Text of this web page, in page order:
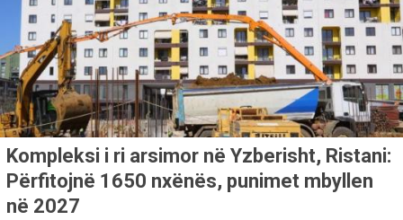
Kompleksi i ri arsimor në Yzberisht, Ristani:
Përfitojnë 1650 nxënës, punimet mbyllen
në 2027